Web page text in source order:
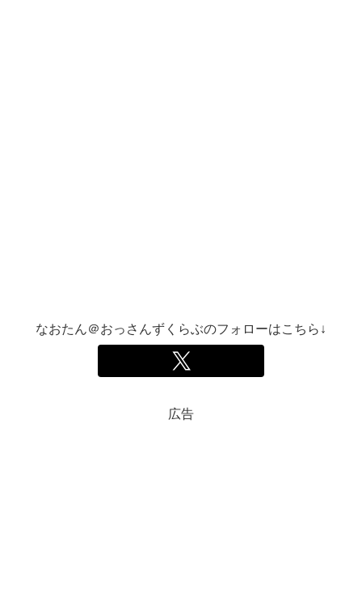
なおたん＠おっさんずくらぶのフォローはこちら↓
広告